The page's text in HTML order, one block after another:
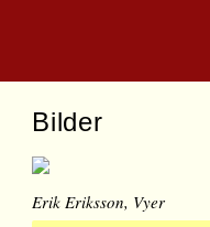
Bilder
Erik Eriksson, Vyer